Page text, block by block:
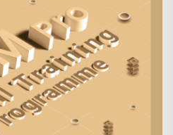
搜尋